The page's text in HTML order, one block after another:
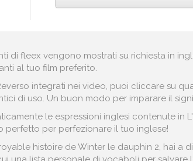
di fleex vengono mostrati su richiesta in
al tuo film preferito.
integrati nei video, puoi cliccare su
di uso. Un buon modo per imparare il
le espressioni inglesi contenute in
perfetto per perfezionare il tuo inglese!
histoire de Winter le dauphin 2, hai